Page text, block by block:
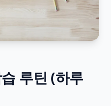
루틴 (하루